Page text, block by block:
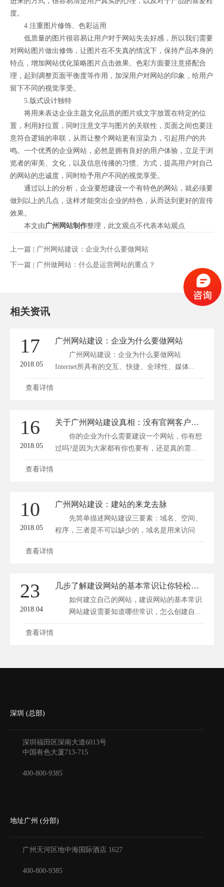
度。
4.注重图片修饰、色彩运用
低质量的图片很容易让用户对于网站失去好感，所以我们需要
对网站图片做出修饰，让图片在不失真的情况下，保持产品本身的
特点，增加网站优化策略图片点击效果。色彩方面要注意搭配合
理，起到调整页面平衡度等作用，加深用户对网站的印象，给用户
留下不同的视觉享受。
5.版式设计独特
将用来表达企业主题文化品质的图片或文字放置在特定的位
置，利用好位置，同时注意文字与图片的关联性，页面之间也要注
意符合逻辑的串联，从而让整个网站更有渲染力，引起用户的共
鸣。一个优秀的企业网站，必然是拥有良好的用户体验，立足于浏
览者的审美、文化，以及信息传播的习惯、方式，提高用户对自己
的网站的忠诚度，同时给予用户不同的视觉享受。
通过以上的分析，企业要想建设一个有特色的网站，就必须要
做到以上的几点，这样才能突出企业的特色，从而达到更好的宣传
效果。
本文由广州网站制作整理，此文观点不代表本站观点
上一篇 | 广州网站建设：企业为什么要做网站
下一篇 | 广州做网站：什么是运营网站的重点？
相关资讯
17
2018.05
广州网站建设：企业为什么要做网站
广州网站建设：企业为什么要做网站
Internet所具有的交互、快捷、全球性、媒体...
查看详情
16
2018.05
关于广州网站建设真相：没有官网客户根本找不到你
你的企业为什么需要建设一个网站，你有想
过吗?是因为大家都有你也要有，还是真的需...
查看详情
10
2018.05
广州网站建设：建站的来龙去脉
先简单描述网站建设三要素：域名、空间、
程序，三者是不可以缺少的，域名是用来访问
的，程...
查看详情
23
2018.04
几步了解建设网站的基本常识让你轻松建站
如何建立自己的网站，建设网站的基本常识
网站建设需要知道哪些常识，怎么创建自...
查看详情
深圳 (总部)
深圳福田区深南大道6013号
中国有色大厦713-715
400-800-9385
地址广州 (分部)
广州天河区地中海国际酒店 1627
400-800-9385